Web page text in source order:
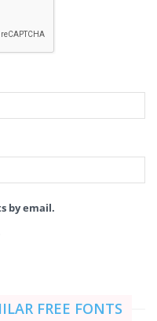
by email.
FREE FONTS